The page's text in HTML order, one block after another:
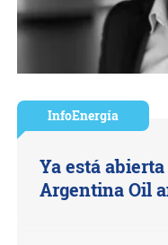
InfoEnergía
Ya está
Argentina Oil